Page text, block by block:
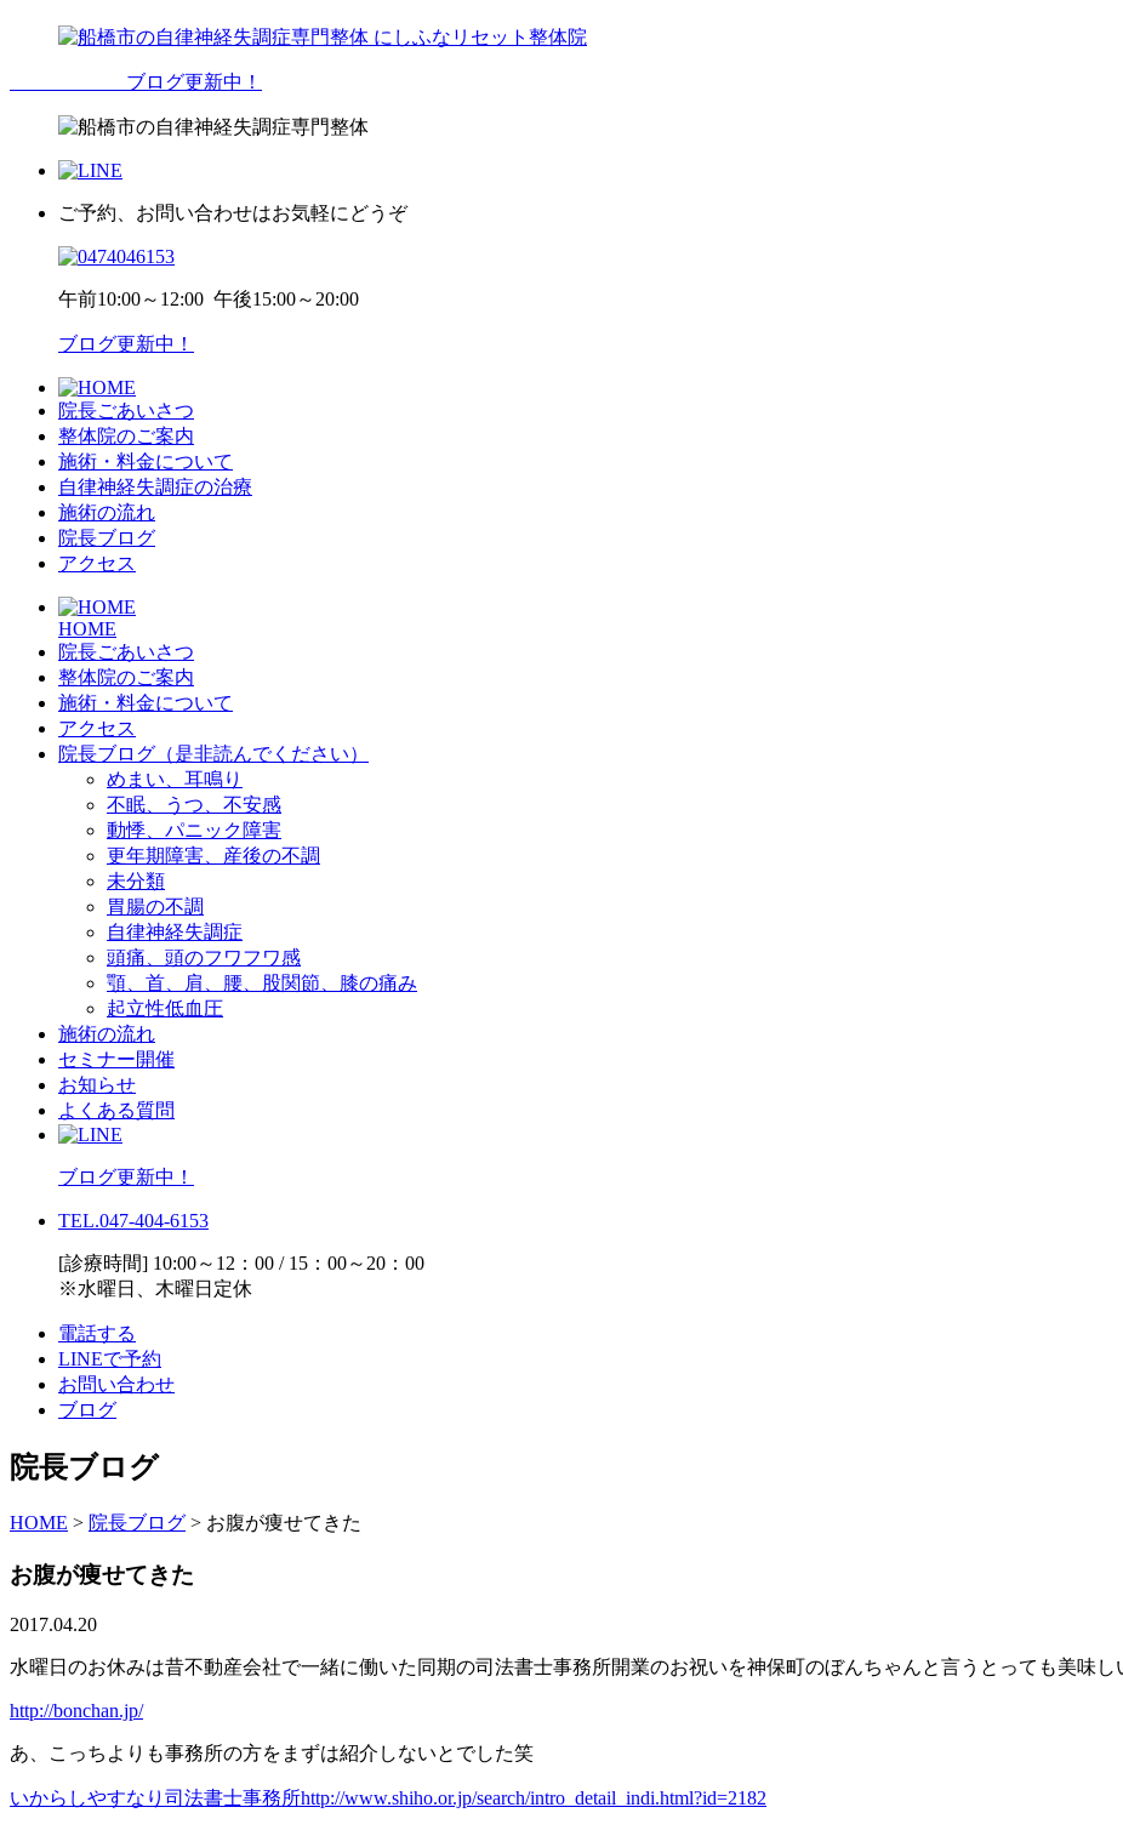
ブログ更新中！
ご予約、お問い合わせはお気軽にどうぞ
午前10:00～12:00 午後15:00～20:00
ブログ更新中！
院長ごあいさつ
整体院のご案内
施術・料金について
自律神経失調症の治療
施術の流れ
院長ブログ
アクセス
HOME
院長ごあいさつ
整体院のご案内
施術・料金について
アクセス
院長ブログ（是非読んでください）
めまい、耳鳴り
不眠、うつ、不安感
動悸、パニック障害
更年期障害、産後の不調
未分類
胃腸の不調
自律神経失調症
頭痛、頭のフワフワ感
顎、首、肩、腰、股関節、膝の痛み
起立性低血圧
施術の流れ
セミナー開催
お知らせ
よくある質問
ブログ更新中！
TEL.047-404-6153
[診療時間] 10:00～12：00 / 15：00～20：00
※水曜日、木曜日定休
電話する
LINEで予約
お問い合わせ
ブログ
院長ブログ
HOME > 院長ブログ > お腹が痩せてきた
お腹が痩せてきた
2017.04.20
水曜日のお休みは昔不動産会社で一緒に働いた同期の司法書士事務所開業のお祝いを神保町のぼんちゃんと言うとっても美味し
http://bonchan.jp/
あ、こっちよりも事務所の方をまずは紹介しないとでした笑
いからしやすなり司法書士事務所http://www.shiho.or.jp/search/intro_detail_indi.html?id=2182